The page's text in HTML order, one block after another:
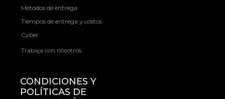
Métodos de entrega
Tiempos de entrega y costos
Cyber
Trabaja con nosotros
CONDICIONES Y
POLÍTICAS DE